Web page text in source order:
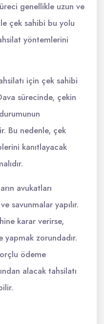
genellikle uzun ve
çek sahibi bu yolu
yöntemlerini
için çek sahibi
sürecinde, çekin
Bu nedenle, çek
kanıtlayacak
avukatları
savunmalar yapılır.
karar verirse,
zorundadır.
ödeme
alacak tahsilatı